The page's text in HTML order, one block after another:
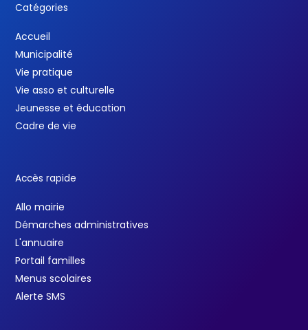
Catégories
Accueil
Municipalité
Vie pratique
Vie asso et culturelle
Jeunesse et éducation
Cadre de vie
Accès rapide
Allo mairie
Démarches administratives
L'annuaire
Portail familles
Menus scolaires
Alerte SMS